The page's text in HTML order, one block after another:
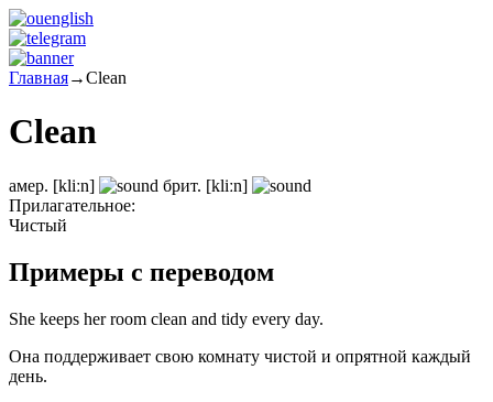
Главная→Clean
Clean
амер. [kliːn] брит. [kliːn]
Прилагательное:
Чистый
Примеры с переводом
She keeps her room clean and tidy every day.
Она поддерживает свою комнату чистой и опрятной каждый
день.